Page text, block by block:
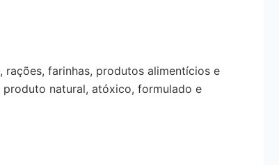
farinhas, produtos alimentícios e
natural, atóxico, formulado e